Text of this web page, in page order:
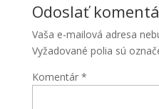
Odoslať
Vaša e-mailová adresa
Vyžadované polia sú
Komentár *